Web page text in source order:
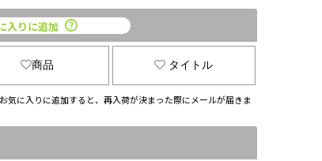
入りに追加
商品 タイトル
気に入りに追加すると、再入荷が決まった際にメールが届きま